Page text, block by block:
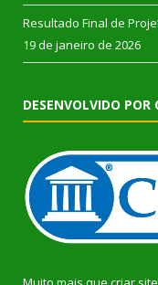
Resultado Final de
19 de janeiro de 2026
DESENVOLVIDO POR